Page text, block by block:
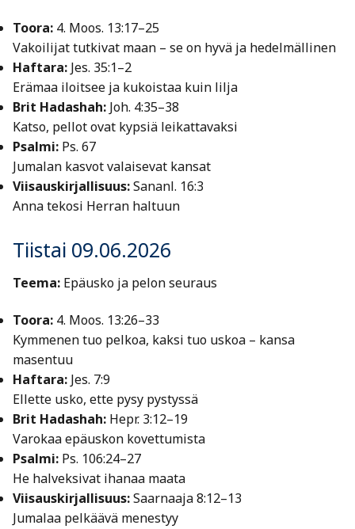
Toora: 4. Moos. 13:17–25
Vakoilijat tutkivat maan – se on hyvä ja hedelmällinen
Haftara: Jes. 35:1–2
Erämaa iloitsee ja kukoistaa kuin lilja
Brit Hadashah: Joh. 4:35–38
Katso, pellot ovat kypsiä leikattavaksi
Psalmi: Ps. 67
Jumalan kasvot valaisevat kansat
Viisauskirjallisuus:Sananl. 16:3
Anna tekosi Herran haltuun
Tiistai 09.06.2026
Teema: Epäusko ja pelon seuraus
Toora: 4. Moos. 13:26–33
Kymmenen tuo pelkoa, kaksi tuo uskoa – kansa
masentuu
Haftara: Jes. 7:9
Ellette usko, ette pysy pystyssä
Brit Hadashah: Hepr. 3:12–19
Varokaa epäuskon kovettumista
Psalmi: Ps. 106:24–27
He halveksivat ihanaa maata
Viisauskirjallisuus:Saarnaaja 8:12–13
Jumalaa pelkäävä menestyy